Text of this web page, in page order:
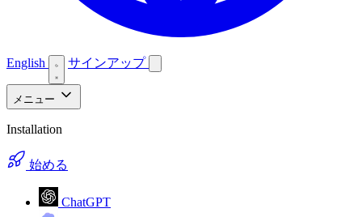
English サインアップ
メニュー
Installation
始める
ChatGPT